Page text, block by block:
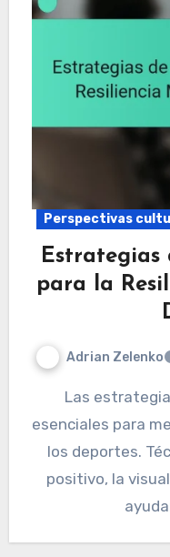
Perspectivas
para la
Adrian Zelenko
Las estrategias de diálogo interno son
esenciales para
los deportes.
positivo, la